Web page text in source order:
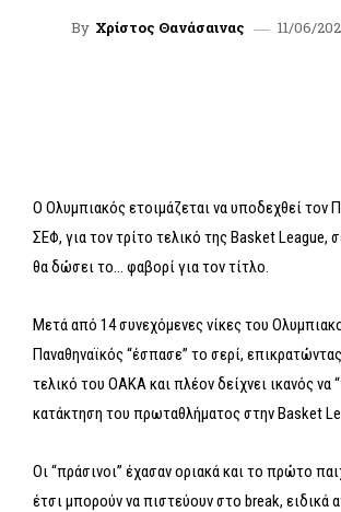
By Χρίστος Θανάσαινας 11/06/
Ο Ολυμπιακός ετοιμάζεται να υποδεχθεί τον
ΣΕΦ, για τον τρίτο τελικό της Basket League,
θα δώσει το… φαβορί για τον τίτλο.
Μετά από 14 συνεχόμενες νίκες του
Παναθηναϊκός “έσπασε” το σερί,
τελικό του ΟΑΚΑ και πλέον δείχνει ικανός να
κατάκτηση του πρωταθλήματος στην Basket
Οι “πράσινοι” έχασαν οριακά και το πρώτο
έτσι μπορούν να πιστεύουν στο break, ειδικά